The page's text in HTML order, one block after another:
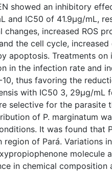
showed an inhibitory
and IC50 of 41.9μg/mL,
increased ROS
the cell cycle,
apoptosis. Treatments on
in the infection rate and
10, thus favoring the
with IC50 3, 29μg/mL
selective for the parasite
of P. marginatum
It was found that
region of Pará. Variations
molecule
in chemical composition